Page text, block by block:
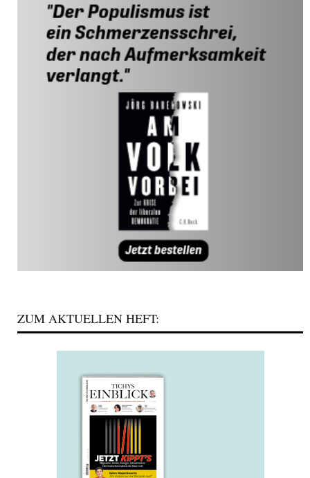
ZUM AKTUELLEN HEFT: